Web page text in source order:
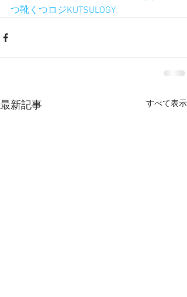
つ靴くつロジKUTSULOGY
最新記事 すべて表示